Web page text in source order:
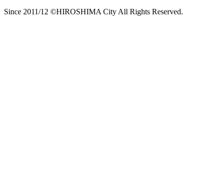
Since 2011/12 ©HIROSHIMA City All Rights Reserved.